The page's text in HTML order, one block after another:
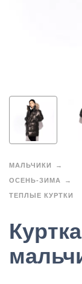
МАЛЬЧИКИ
ОСЕНЬ-ЗИМА
ТЕПЛЫЕ КУРТКИ